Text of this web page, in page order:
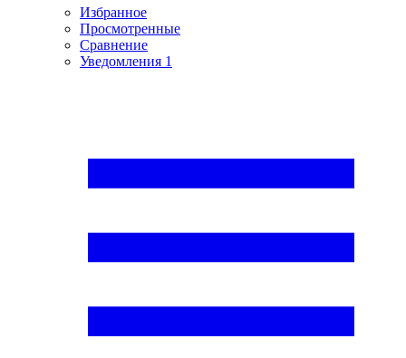
Избранное
Просмотренные
Сравнение
Уведомления 1